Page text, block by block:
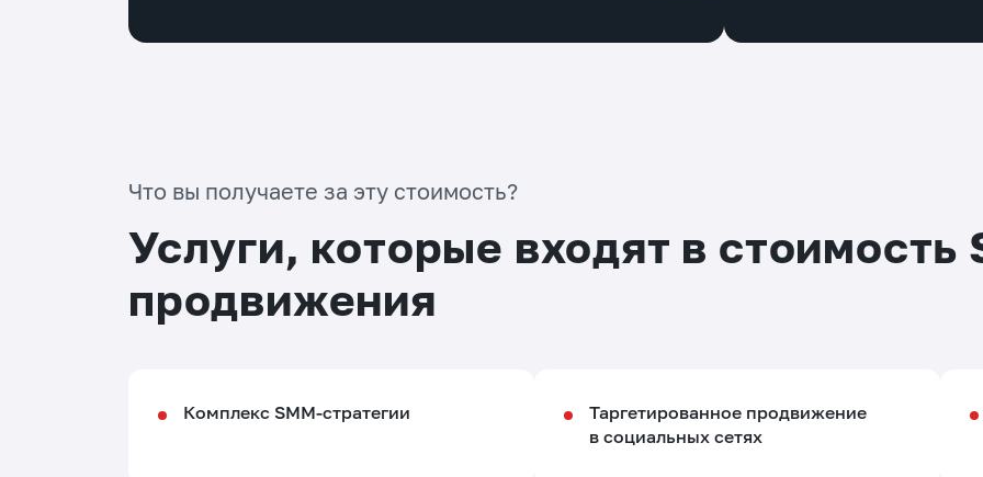
Что вы получаете за эту стоимость?
Услуги, которые входят в стоимость
продвижения
Комплекс SMM-стратегии
Таргетированное продвижение
в социальных сетях